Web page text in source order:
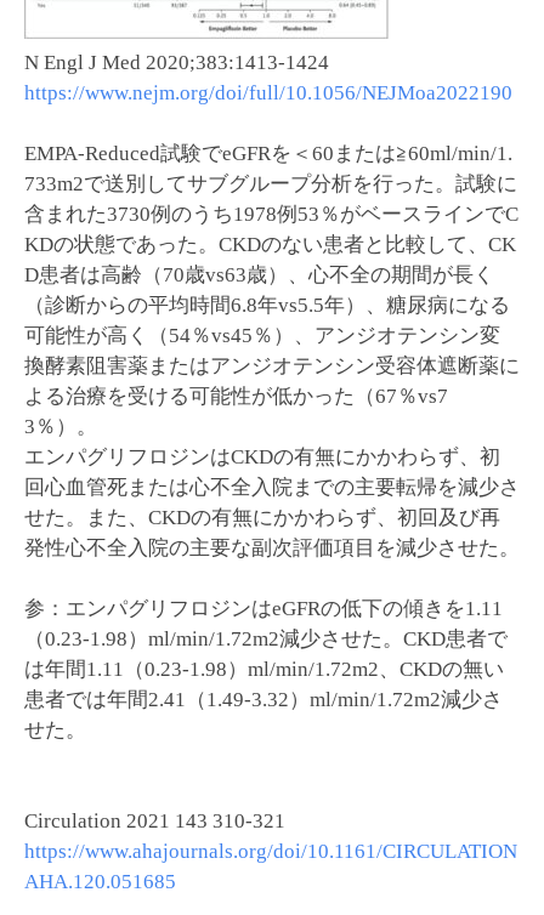
N Engl J Med 2020;383:1413-1424
https://www.nejm.org/doi/full/10.1056/NEJMoa2022190
EMPA-Reduced試験でeGFRを＜60または≧60ml/min/1.
733m2で送別してサブグループ分析を行った。試験に
含まれた3730例のうち1978例53％がベースラインでC
KDの状態であった。CKDのない患者と比較して、CK
D患者は高齢（70歳vs63歳）、心不全の期間が長く
（診断からの平均時間6.8年vs5.5年）、糖尿病になる
可能性が高く（54％vs45％）、アンジオテンシン変
換酵素阻害薬またはアンジオテンシン受容体遮断薬に
よる治療を受ける可能性が低かった（67％vs7
3％）。
エンパグリフロジンはCKDの有無にかかわらず、初
回心血管死または心不全入院までの主要転帰を減少さ
せた。また、CKDの有無にかかわらず、初回及び再
発性心不全入院の主要な副次評価項目を減少させた。
参：エンパグリフロジンはeGFRの低下の傾きを1.11
（0.23-1.98）ml/min/1.72m2減少させた。CKD患者で
は年間1.11（0.23-1.98）ml/min/1.72m2、CKDの無い
患者では年間2.41（1.49-3.32）ml/min/1.72m2減少さ
せた。
Circulation 2021 143 310-321
https://www.ahajournals.org/doi/10.1161/CIRCULATION
AHA.120.051685